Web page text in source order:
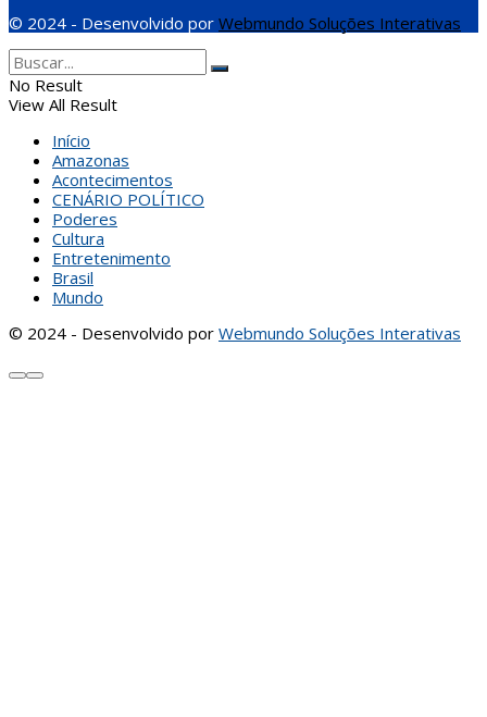
© 2024 - Desenvolvido por Webmundo Soluções Interativas
No Result
View All Result
Início
Amazonas
Acontecimentos
CENÁRIO POLÍTICO
Poderes
Cultura
Entretenimento
Brasil
Mundo
© 2024 - Desenvolvido por Webmundo Soluções Interativas